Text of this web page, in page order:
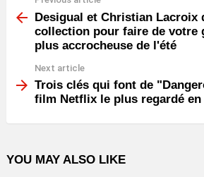
moreDesigual et Christian Lacroix
collection pour faire de votre
plus accrocheuse de l'été
Next article
Trois clés qui font de
film Netflix le plus regardé en
YOU MAY ALSO LIKE